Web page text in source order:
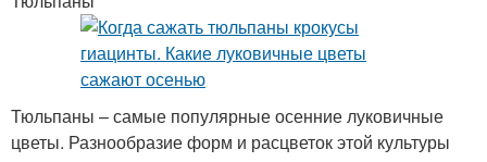
Тюльпаны – самые популярные осенние луковичные
цветы. Разнообразие форм и расцветок этой культуры